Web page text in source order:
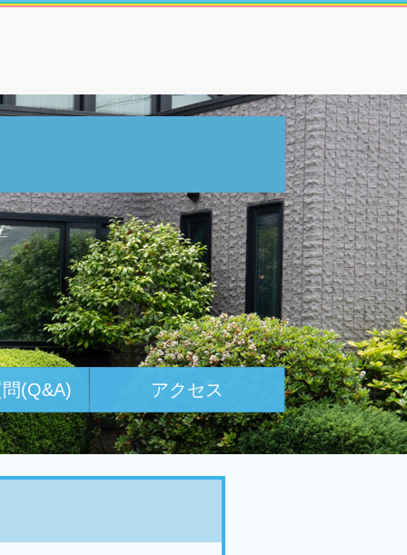
(Q&A) アクセス